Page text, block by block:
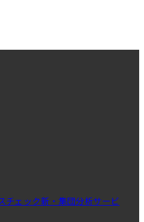
チェック新・集団分析サービ